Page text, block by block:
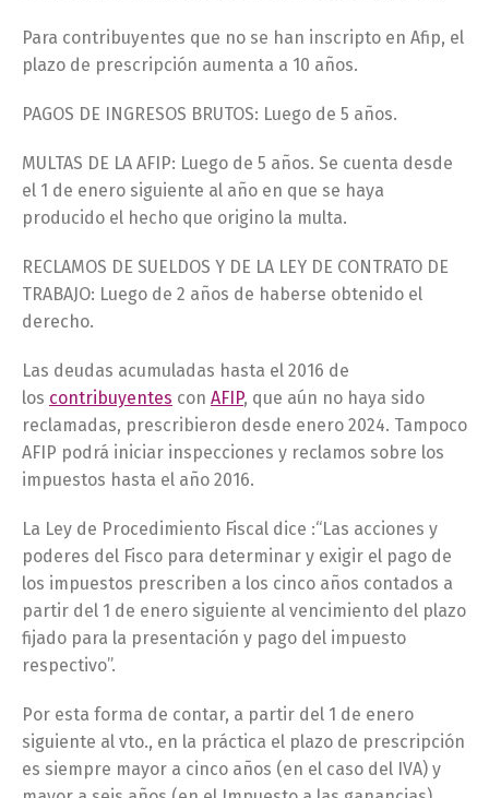
Para contribuyentes que no se han inscripto en Afip, el
plazo de prescripción aumenta a 10 años.
PAGOS DE INGRESOS BRUTOS: Luego de 5 años.
MULTAS DE LA AFIP: Luego de 5 años. Se cuenta desde
el 1 de enero siguiente al año en que se haya
producido el hecho que origino la multa.
RECLAMOS DE SUELDOS Y DE LA LEY DE CONTRATO DE
TRABAJO: Luego de 2 años de haberse obtenido el
derecho.
Las deudas acumuladas hasta el 2016 de
los contribuyentes con AFIP, que aún no haya sido
reclamadas, prescribieron desde enero 2024. Tampoco
AFIP podrá iniciar inspecciones y reclamos sobre los
impuestos hasta el año 2016.
La Ley de Procedimiento Fiscal dice :“Las acciones y
poderes del Fisco para determinar y exigir el pago de
los impuestos prescriben a los cinco años contados a
partir del 1 de enero siguiente al vencimiento del plazo
fijado para la presentación y pago del impuesto
respectivo”.
Por esta forma de contar, a partir del 1 de enero
siguiente al vto., en la práctica el plazo de prescripción
es siempre mayor a cinco años (en el caso del IVA) y